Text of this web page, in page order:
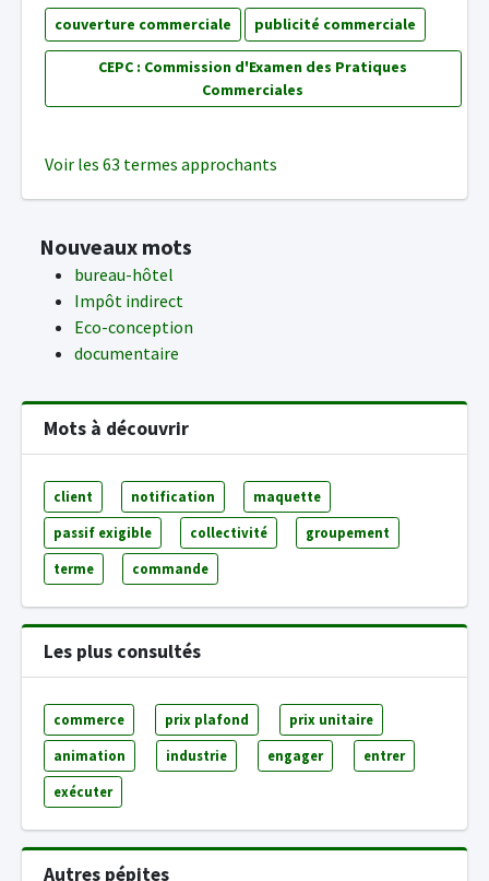
couverture commerciale publicité commerciale
CEPC : Commission d'Examen des Pratiques
Commerciales
Voir les 63 termes approchants
Nouveaux mots
bureau-hôtel
Impôt indirect
Eco-conception
documentaire
Mots à découvrir
client notification maquette
passif exigible collectivité groupement
terme commande
Les plus consultés
commerce prix plafond prix unitaire
animation industrie engager entrer
exécuter
Autres pépites